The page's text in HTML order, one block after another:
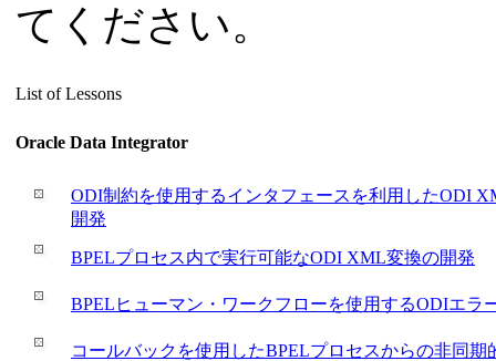
てください。
List of Lessons
Oracle Data Integrator
ODI制約を使用するインタフェースを利用したODI
開発
BPELプロセス内で実行可能なODI XML変換の開発
BPELヒューマン・ワークフローを使用するODIエラ
コールバックを使用したBPELプロセスからの非同期